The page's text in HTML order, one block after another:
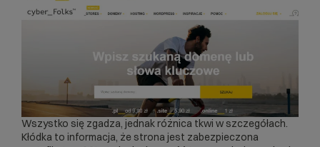
Wszystko się zgadza, jednak różnica tkwi w szczegółach.
Kłódka to informacja, że strona jest zabezpieczona